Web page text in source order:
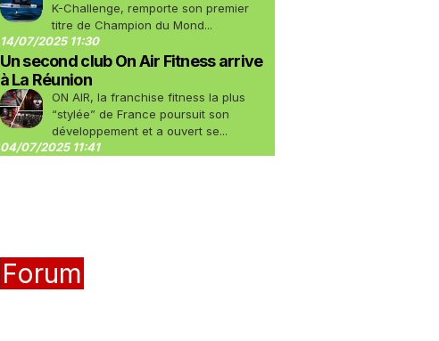
K-Challenge, remporte son premier
titre de Champion du Mond...
14/07/2025 11:30
Un second club On Air Fitness arrive
à La Réunion
ON AIR, la franchise fitness la plus
“stylée” de France poursuit son
développement et a ouvert se...
04/07/2025 11:41
Forum